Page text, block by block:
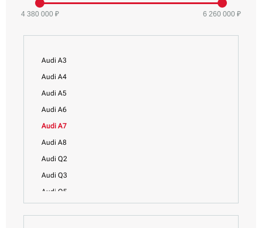
4 380 000 ₽
6 260 000 ₽
Audi A3
Audi A4
Audi A5
Audi A6
Audi A7
Audi A8
Audi Q2
Audi Q3
Audi Q5